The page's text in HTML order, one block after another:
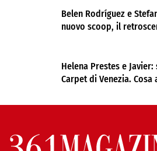
Belen Rodríguez e
nuovo scoop, il
Helena Prestes e
Carpet di Venezia. Cosa